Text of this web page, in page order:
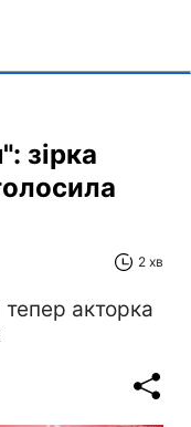
зірка
2 хв
тепер акторка